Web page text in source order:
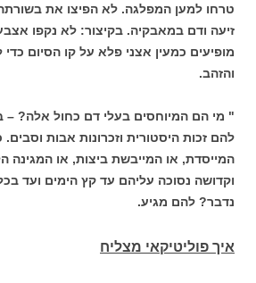
טרחו למען המפלגה. לא הפיצו את
זיעה ודם במאבקיה. בקיצור: לא נקפו
מופיעים כמעין אצני פלא על קו הסיום
והזהב.
" מי הם המיוחסים בעלי דם כחול אלה?
להם זכות היסטורית וזכרונות אבות
המייסדת, או המייבשת ביצות, או המגינה
וקדושה נסוכה עליהם עד קץ הימים ועד
נדבר? להם מגיע.
איך פוליטיקאי מצליח